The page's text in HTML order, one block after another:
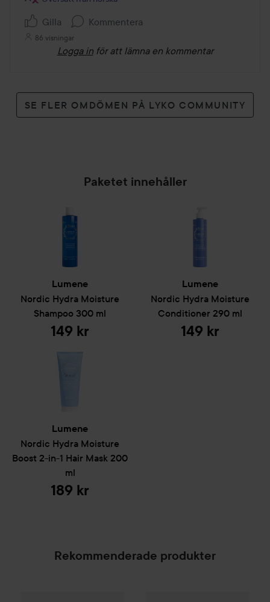
Gilla Kommentera
86 visningar
Logga in för att lämna en kommentar
SE FLER OMDÖMEN PÅ LYKO COMMUNITY
Paketet innehåller
Lumene
Nordic Hydra Moisture
Shampoo 300 ml
149 kr
Lumene
Nordic Hydra Moisture
Conditioner 290 ml
149 kr
Lumene
Nordic Hydra Moisture
Boost 2-in-1 Hair Mask 200
ml
189 kr
Rekommenderade produkter